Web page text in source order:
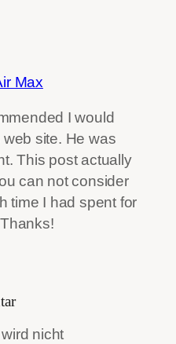
Max
I would
site. He was
This post actually
can not consider
time I had spent for
nicht